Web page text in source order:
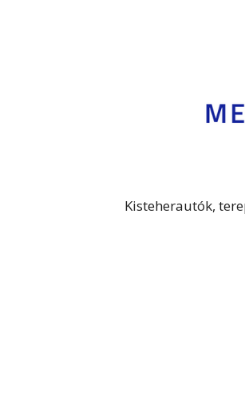
Kisteherautók,